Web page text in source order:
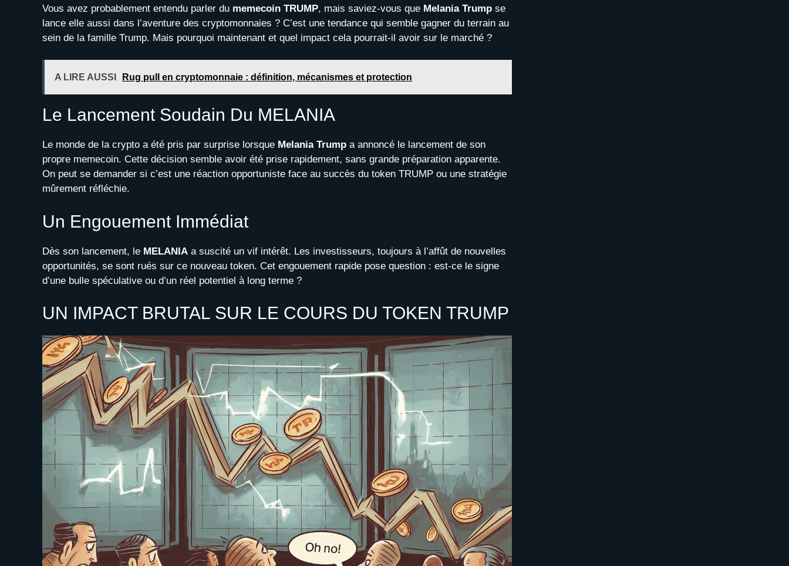
Vous avez probablement entendu parler du memecoin TRUMP, mais saviez-vous que Melania Trump se
lance elle aussi dans l’aventure des cryptomonnaies ? C’est une tendance qui semble gagner du terrain au
sein de la famille Trump. Mais pourquoi maintenant et quel impact cela pourrait-il avoir sur le marché ?
A LIRE AUSSI Rug pull en cryptomonnaie : définition, mécanismes et protection
Le Lancement Soudain Du MELANIA
Le monde de la crypto a été pris par surprise lorsque Melania Trump a annoncé le lancement de son
propre memecoin. Cette décision semble avoir été prise rapidement, sans grande préparation apparente.
On peut se demander si c’est une réaction opportuniste face au succès du token TRUMP ou une stratégie
mûrement réfléchie.
Un Engouement Immédiat
Dès son lancement, le MELANIA a suscité un vif intérêt. Les investisseurs, toujours à l’affût de nouvelles
opportunités, se sont rués sur ce nouveau token. Cet engouement rapide pose question : est-ce le signe
d’une bulle spéculative ou d’un réel potentiel à long terme ?
UN IMPACT BRUTAL SUR LE COURS DU TOKEN TRUMP